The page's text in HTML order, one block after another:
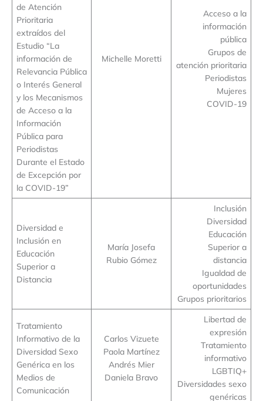
de Atención
Prioritaria
extraídos del
Estudio “La
información de
Relevancia Pública
o Interés General
y los Mecanismos
de Acceso a la
Información
Pública para
Periodistas
Durante el Estado
de Excepción por
la COVID-19”
Michelle Moretti
Acceso a la
información
pública
Grupos de
atención prioritaria
Periodistas
Mujeres
COVID-19
Diversidad e
Inclusión en
Educación
Superior a
Distancia
María Josefa
Rubio Gómez
Inclusión
Diversidad
Educación
Superior a
distancia
Igualdad de
oportunidades
Grupos prioritarios
Tratamiento
Informativo de la
Diversidad Sexo
Genérica en los
Medios de
Comunicación
Carlos Vizuete
Paola Martínez
Andrés Mier
Daniela Bravo
Libertad de
expresión
Tratamiento
informativo
LGBTIQ+
Diversidades sexo
genéricas